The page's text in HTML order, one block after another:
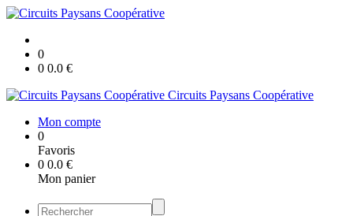
0
0 0.0 €
Circuits Paysans Coopérative
Mon compte
0
Favoris
0 0.0 €
Mon panier